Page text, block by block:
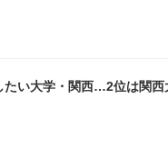
たい大学・関西…2位は関西